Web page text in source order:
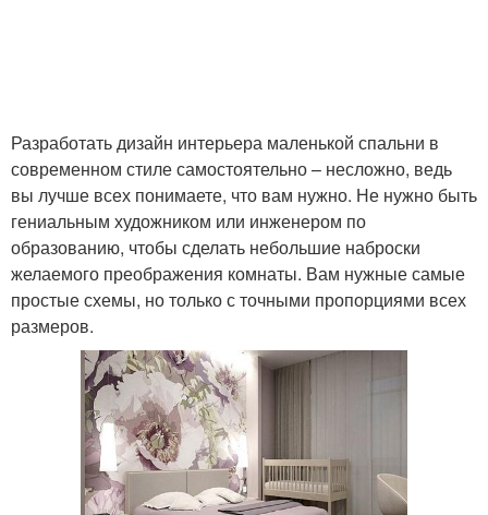
Разработать дизайн интерьера маленькой спальни в
современном стиле самостоятельно – несложно, ведь
вы лучше всех понимаете, что вам нужно. Не нужно быть
гениальным художником или инженером по
образованию, чтобы сделать небольшие наброски
желаемого преображения комнаты. Вам нужные самые
простые схемы, но только с точными пропорциями всех
размеров.